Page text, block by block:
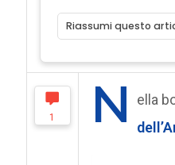
Riassumi questo
1 N ella